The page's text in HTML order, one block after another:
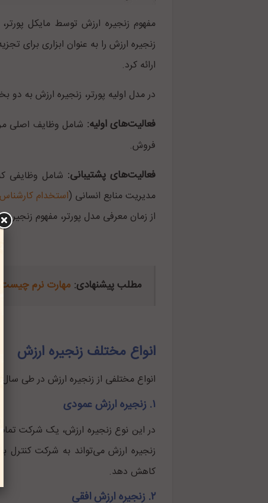
مفهوم زنجیره ارزش توسط مایکل پورتر،
زنجیره ارزش را به عنوان ابزاری
ارائه کرد.
در مدل اولیه پورتر، زنجیره ارزش به
فعالیت‌های اولیه: شامل وظایف اصلی
فروش.
فعالیت‌های پشتیبانی: شامل وظایفی
مدیریت منابع انسانی (استخدام کارشناس HR
از زمان معرفی مدل پورتر، مفهوم
مطلب پیشنهادی: مهارت نرم چیست؟
انواع مختلف زنجیره ارزش
انواع مختلفی از زنجیره ارزش در طی
۱. زنجیره ارزش عمودی
در این نوع زنجیره ارزش، یک شرکت تمام
زنجیره ارزش می‌تواند به شرکت کنترل
کاهش دهد.
۲. زنجیره ارزش افقی